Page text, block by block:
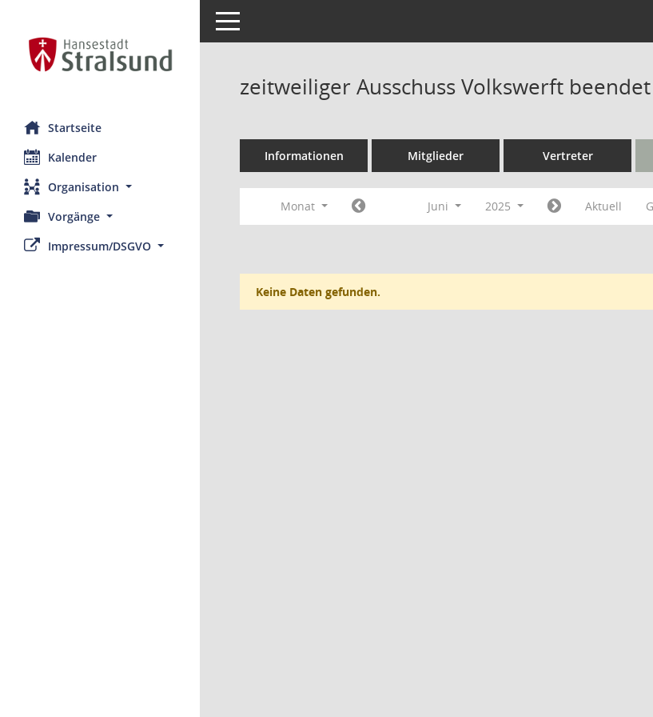
Startseite
Kalender
Organisation
Vorgänge
Impressum/DSGVO
Toggle navigation
zeitweiliger Ausschuss Volkswerft
Informationen Mitglieder Vertreter
Monat Juni 2025 Aktuell
Keine Daten gefunden.